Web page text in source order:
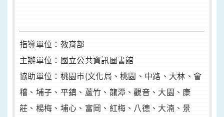
指導單位：教育部
主辦單位：國立公共資訊圖書館
協助單位：桃園市(文化局、桃園、中路、大林、會
稽、埔子、平鎮、蘆竹、龍潭、觀音、大園、康
莊、楊梅、埔心、富岡、紅梅、八德、大湳、景